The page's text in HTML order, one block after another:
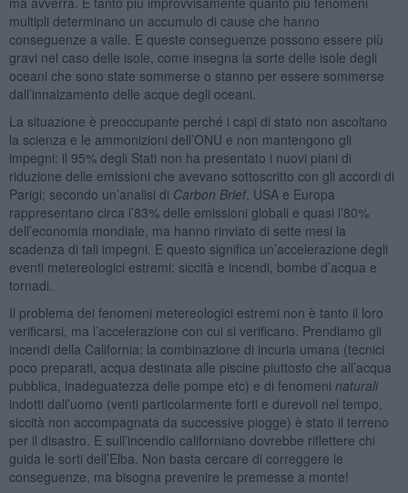
multipli determinano un accumulo di cause che hanno
conseguenze a valle. E queste conseguenze possono essere più
gravi nel caso delle isole, come insegna la sorte delle isole degli
oceani che sono state sommerse o stanno per essere sommerse
dall’innalzamento delle acque degli oceani.
La situazione è preoccupante perché i capi di stato non ascoltano
la scienza e le ammonizioni dell’ONU e non mantengono gli
impegni: il 95% degli Stati non ha presentato i nuovi piani di
riduzione delle emissioni che avevano sottoscritto con gli accordi di
Parigi; secondo un’analisi di Carbon Brief, USA e Europa
rappresentano circa l’83% delle emissioni globali e quasi l’80%
dell’economia mondiale, ma hanno rinviato di sette mesi la
scadenza di tali impegni. E questo significa un’accelerazione degli
eventi metereologici estremi: siccità e incendi, bombe d’acqua e
tornadi.
Il problema dei fenomeni metereologici estremi non è tanto il loro
verificarsi, ma l’accelerazione con cui si verificano. Prendiamo gli
incendi della California: la combinazione di incuria umana (tecnici
poco preparati, acqua destinata alle piscine piuttosto che all’acqua
pubblica, inadeguatezza delle pompe etc) e di fenomeni naturali
indotti dall’uomo (venti particolarmente forti e durevoli nel tempo,
siccità non accompagnata da successive piogge) è stato il terreno
per il disastro. E sull’incendio californiano dovrebbe riflettere chi
guida le sorti dell’Elba. Non basta cercare di correggere le
conseguenze, ma bisogna prevenire le premesse a monte!